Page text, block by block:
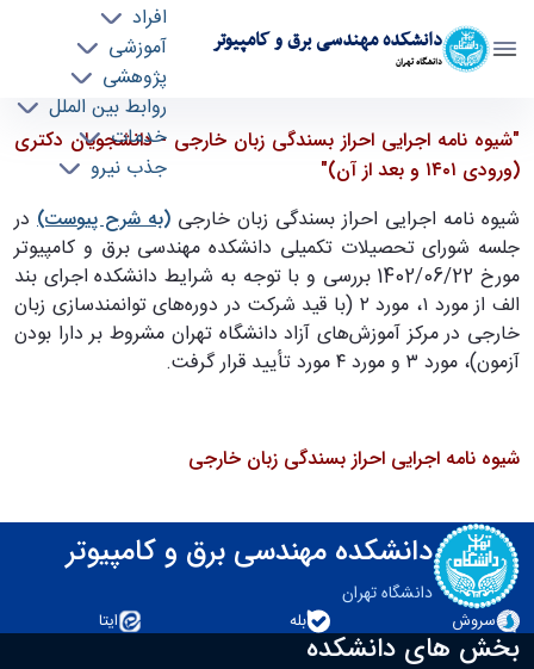
دانشکده مهندسی برق و کامپیوتر
دانشگاه تهران
افراد
آموزشی
پژوهشی
روابط بین الملل
خدمات
جذب نیرو
شیوه نامه اجرایی احراز بسندگی زبان خارجی -
دانشجویان دکتری (ورودی ۱۴۰۱ و بعد از آن) -
ece- دانشکده مهندسی برق و کامپیوتر
"شیوه نامه اجرایی احراز بسندگی زبان خارجی - دانشجویان دکتری
(ورودی ۱۴۰۱ و بعد از آن)"
شیوه نامه اجرایی احراز بسندگی زبان خارجی (به شرح پیوست) در
جلسه شورای تحصیلات تکمیلی دانشکده مهندسی برق و کامپیوتر
مورخ 1402/06/22 بررسی و با توجه به شرایط دانشکده اجرای بند
الف از مورد ۱، مورد ۲ (با قید شرکت در دوره‌های توانمندسازی زبان
خارجی در مرکز آموزش‌های آزاد دانشگاه تهران مشروط بر دارا بودن
آزمون)، مورد ۳ و مورد ۴ مورد تأیید قرار گرفت.
شیوه نامه اجرایی احراز بسندگی زبان خارجی
دانشکده مهندسی برق و کامپیوتر
دانشگاه تهران
سروش
بله ایتا
بخش های دانشکده